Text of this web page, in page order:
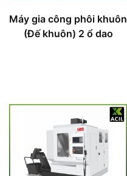
Máy gia công phôi khuôn
(Đế khuôn) 2 ổ dao